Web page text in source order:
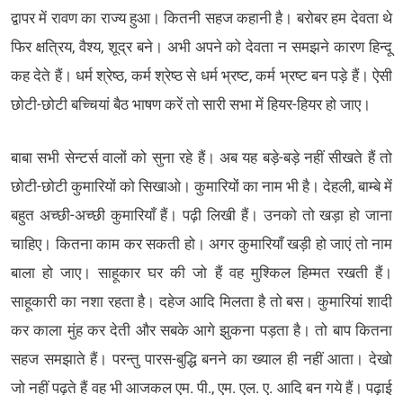
द्वापर में रावण का राज्य हुआ। कितनी सहज कहानी है। बरोबर हम देवता थे
फिर क्षत्रिय, वैश्य, शूद्र बने। अभी अपने को देवता न समझने कारण हिन्दू
कह देते हैं। धर्म श्रेष्ठ, कर्म श्रेष्ठ से धर्म भ्रष्ट, कर्म भ्रष्ट बन पड़े हैं। ऐसी
छोटी-छोटी बच्चियां बैठ भाषण करें तो सारी सभा में हियर-हियर हो जाए।
बाबा सभी सेन्टर्स वालों को सुना रहे हैं। अब यह बड़े-बड़े नहीं सीखते हैं तो
छोटी-छोटी कुमारियों को सिखाओ। कुमारियों का नाम भी है। देहली, बाम्बे में
बहुत अच्छी-अच्छी कुमारियाँ हैं। पढ़ी लिखी हैं। उनको तो खड़ा हो जाना
चाहिए। कितना काम कर सकती हो। अगर कुमारियाँ खड़ी हो जाएं तो नाम
बाला हो जाए। साहूकार घर की जो हैं वह मुश्किल हिम्मत रखती हैं।
साहूकारी का नशा रहता है। दहेज आदि मिलता है तो बस। कुमारियां शादी
कर काला मुंह कर देती और सबके आगे झुकना पड़ता है। तो बाप कितना
सहज समझाते हैं। परन्तु पारस-बुद्धि बनने का ख्याल ही नहीं आता। देखो
जो नहीं पढ़ते हैं वह भी आजकल एम. पी., एम. एल. ए. आदि बन गये हैं। पढ़ाई